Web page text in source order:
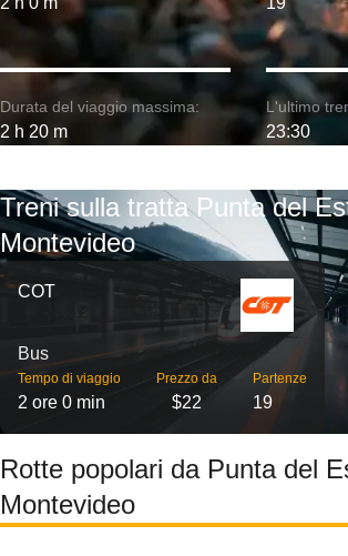
Durata del viaggio massima:
2 h 20 m
L'ultimo
23:30
Treni sulla tratta Punta del
Montevideo
COT
Bus
Tempo di viaggio
2 ore 0 min
Prezzo da
$22
Partenze
19
Rotte popolari da Punta del
Montevideo